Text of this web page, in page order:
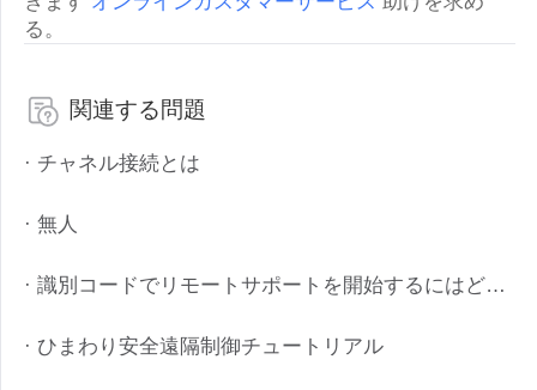
México
Español
South America
Colombia
Argentina
Oceania
る。
関連する問題
· チャネル接続とは
· 無人
· 識別コードでリモートサポートを開始するにはどうすればいいですか?
· ひまわり安全遠隔制御チュートリアル